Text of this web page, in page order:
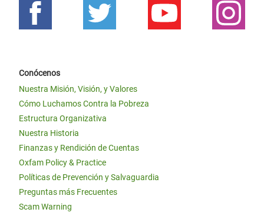
Conócenos
Nuestra Misión, Visión, y Valores
Cómo Luchamos Contra la Pobreza
Estructura Organizativa
Nuestra Historia
Finanzas y Rendición de Cuentas
Oxfam Policy & Practice
Políticas de Prevención y Salvaguardia
Preguntas más Frecuentes
Scam Warning